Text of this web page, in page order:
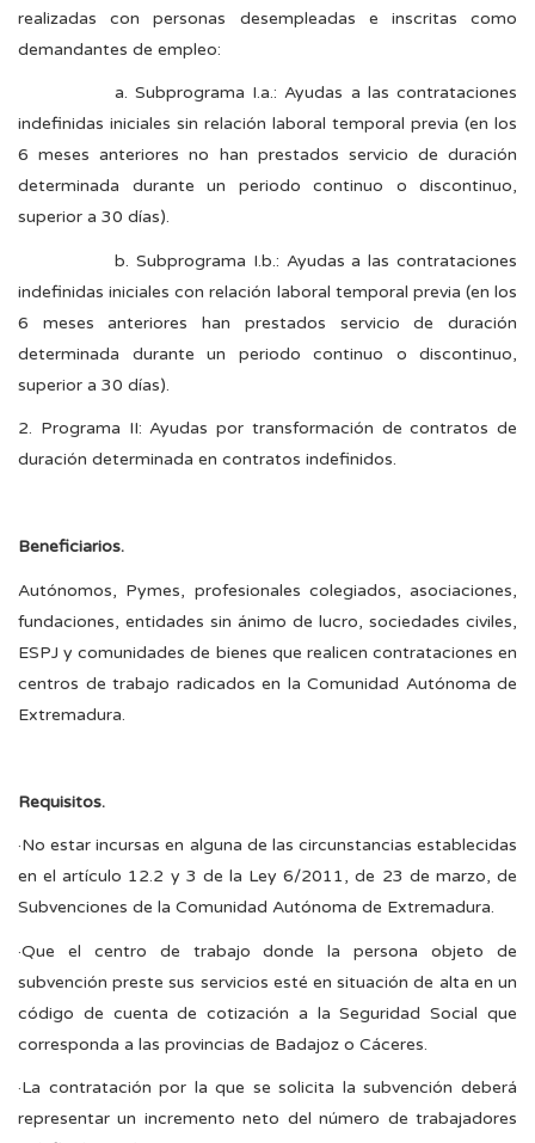
realizadas con personas des­empleadas e inscritas como
demandantes de empleo:
a. Subprograma I.a.: Ayudas a las contrataciones
indefinidas iniciales sin relación laboral temporal previa (en los
6 meses anteriores no han prestados servicio de duración
determinada durante un periodo continuo o discontinuo,
superior a 30 días).
b. Subprograma I.b.: Ayudas a las contrataciones
indefinidas iniciales con relación laboral temporal previa (en los
6 meses anteriores han prestados servicio de duración
determinada durante un periodo continuo o discontinuo,
superior a 30 días).
2. Programa II: Ayudas por transformación de contratos de
duración determinada en contra­tos indefinidos.
Beneficiarios.
Autónomos, Pymes, profesionales colegiados, asociaciones,
fundaciones, entidades sin ánimo de lucro, sociedades civiles,
ESPJ y comunidades de bienes que realicen contrataciones en
centros de trabajo radicados en la Comunidad Autónoma de
Extremadura.
Requisitos.
·No estar incursas en alguna de las circunstancias establecidas
en el artículo 12.2 y 3 de la Ley 6/2011, de 23 de marzo, de
Subvenciones de la Comunidad Autónoma de Extremadura.
·Que el centro de trabajo donde la persona objeto de
subvención preste sus servicios esté en situación de alta en un
código de cuenta de cotización a la Seguridad Social que
corresponda a las provincias de Badajoz o Cáceres.
·La contratación por la que se solicita la subvención deberá
representar un incremento neto del número de trabajadores